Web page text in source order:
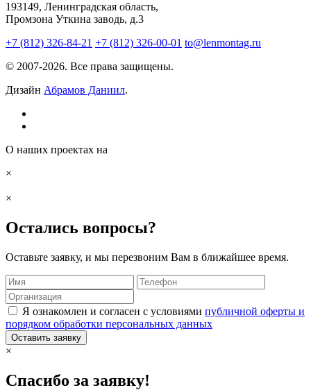
193149, Ленинградская область,
Промзона Уткина заводь, д.3
+7 (812) 326-84-21 +7 (812) 326-00-01 to@lenmontag.ru
© 2007-2026. Все права защищены.
Дизайн Абрамов Даниил.
О наших проектах на
×
×
Остались вопросы?
Оставьте заявку, и мы перезвоним Вам в ближайшее время.
Я ознакомлен и согласен с условиями публичной оферты и
порядком обработки персональных данных
Оставить заявку
×
Спасибо за заявку!